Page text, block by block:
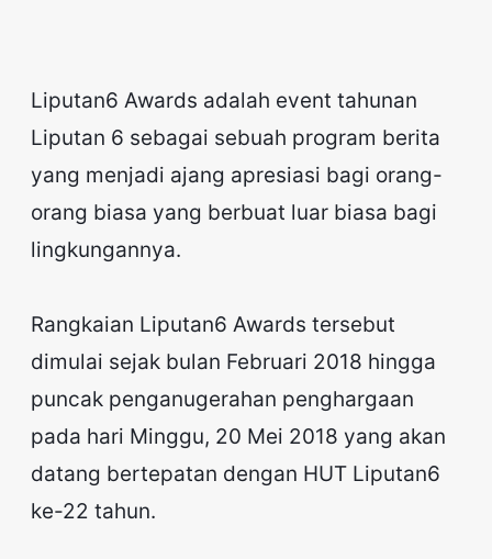
Liputan6 Awards adalah event tahunan
Liputan 6 sebagai sebuah program berita
yang menjadi ajang apresiasi bagi orang-
orang biasa yang berbuat luar biasa bagi
lingkungannya.
Rangkaian Liputan6 Awards tersebut
dimulai sejak bulan Februari 2018 hingga
puncak penganugerahan penghargaan
pada hari Minggu, 20 Mei 2018 yang akan
datang bertepatan dengan HUT Liputan6
ke-22 tahun.